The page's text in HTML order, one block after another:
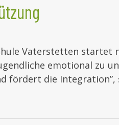
Vaterstetten startet
emotional zu
fördert die Integration”,